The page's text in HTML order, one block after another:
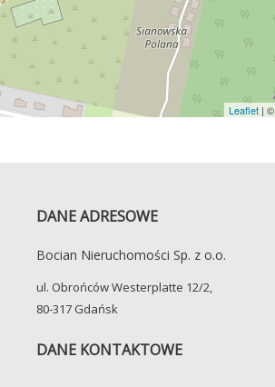
Leaflet | ©
DANE ADRESOWE
Bocian Nieruchomości Sp. z o.o.
ul. Obrońców Westerplatte 12/2,
80-317 Gdańsk
DANE KONTAKTOWE